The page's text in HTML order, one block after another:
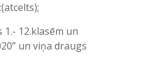
12.klasēm un
un viņa draugs